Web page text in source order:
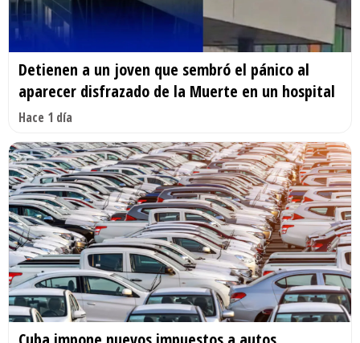
Detienen a un joven que sembró el pánico al
aparecer disfrazado de la Muerte en un hospital
Hace 1 día